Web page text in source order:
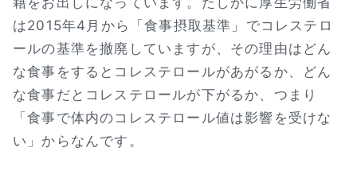
は2015年4月から「食事摂取基準」でコレステロ
ールの基準を撤廃していますが、その理由はどん
な食事をするとコレステロールがあがるか、どん
な食事だとコレステロールが下がるか、つまり
「食事で体内のコレステロール値は影響を受けな
い」からなんです。